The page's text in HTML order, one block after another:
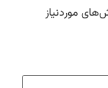
موردنیاز